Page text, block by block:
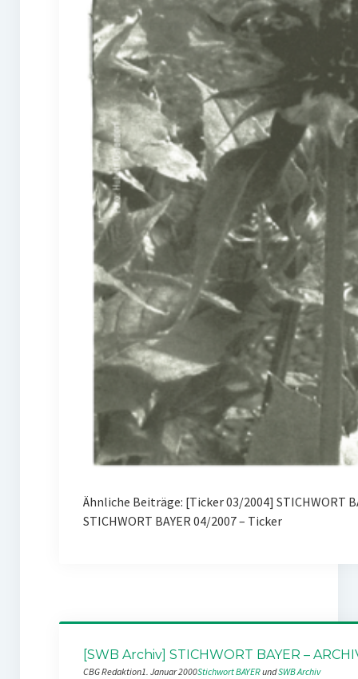
Ähnliche Beiträge: [Ticker 03/2004] STICHWORT
STICHWORT BAYER 04/2007 – Ticker
[SWB Archiv] STICHWORT BAYER –
CBG Redaktion1. Januar 2000Stichwort BAYER und SWB Archiv